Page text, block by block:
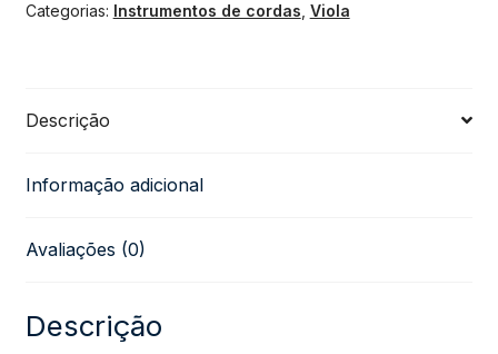
Giannini
14
EQ
Natural
Categorias: Instrumentos de cordas Viola
Descrição
Informação adicional
Avaliações (0)
Descrição